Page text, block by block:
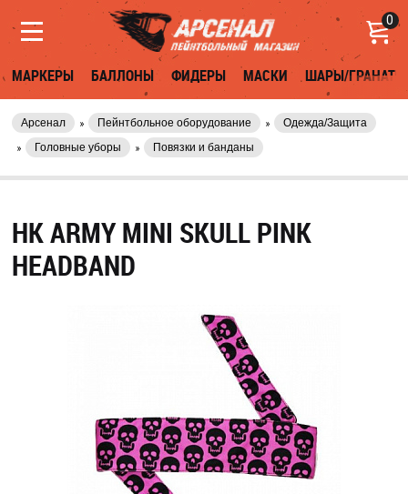
0
МАРКЕРЫ БАЛЛОНЫ ФИДЕРЫ МАСКИ ШАРЫ/ГРАНАТЫ
Арсенал Пейнтбольное оборудование
Одежда/Защита
Головные уборы
Повязки и банданы
HK ARMY MINI SKULL PINK
HEADBAND